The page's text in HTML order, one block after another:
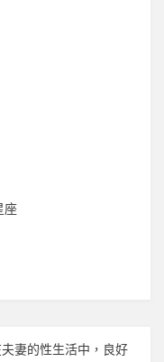
座
妻的性生活中，良好